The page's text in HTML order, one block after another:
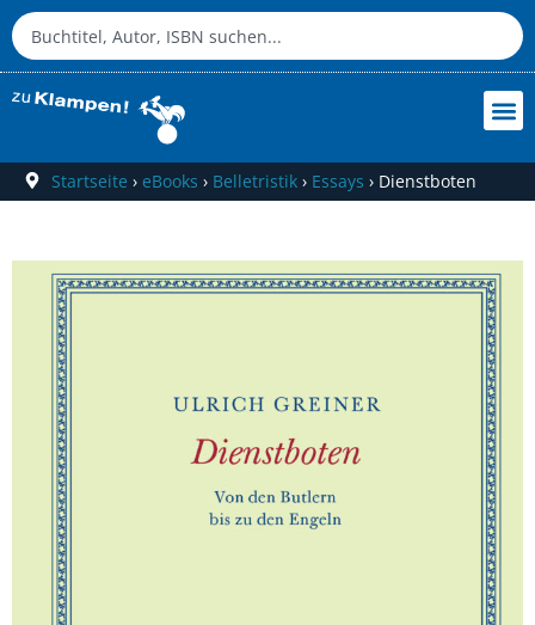
Startseite › eBooks › Belletristik› Essays › Dienstboten